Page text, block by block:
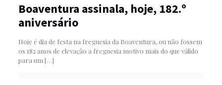
Boaventura assinala, hoje, 182.º
aniversário
Hoje é dia de festa na freguesia da Boaventura, ou não fossem
os 182 anos de elevação a freguesia motivo mais do que válido
para um […]